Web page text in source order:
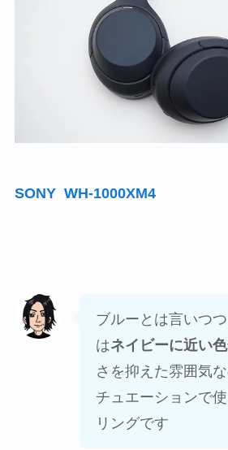
SONY WH-1000XM4
ブルーとは言いつ
はネイビーに近い
さを抑えた雰囲気
チュエーションで
リングです